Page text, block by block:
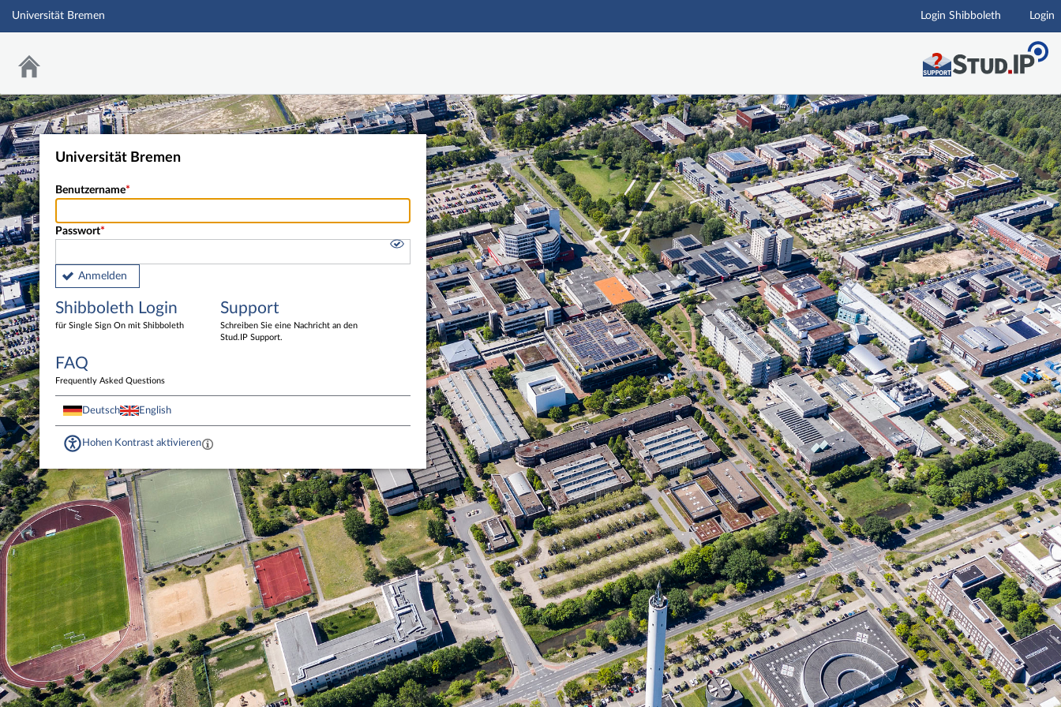
Hauptnavigation
Universität Bremen Login Shibboleth Login
Universität Bremen
Benutzername
Passwort
Anmelden
Shibboleth Login
für Single Sign On mit Shibboleth
Support
Schreiben Sie eine Nachricht an den
Stud.IP Support.
FAQ
Frequently Asked Questions
Deutsch English
Hohen Kontrast aktivieren